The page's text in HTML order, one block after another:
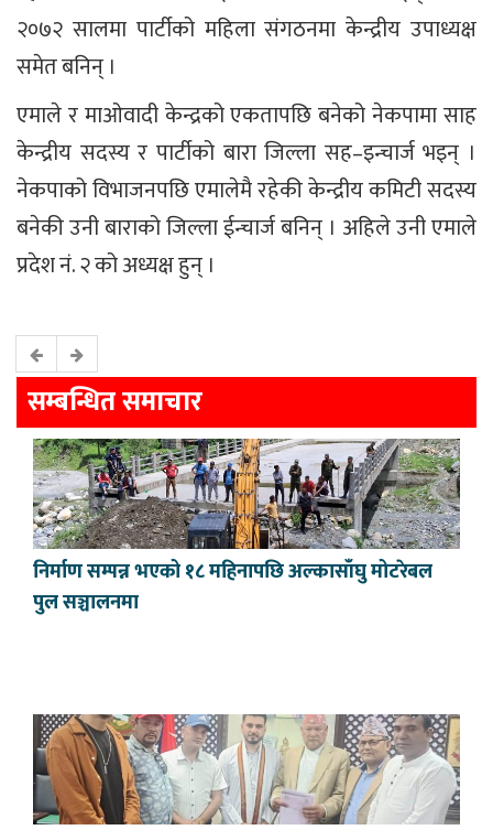
२०७२ सालमा पार्टीको महिला संगठनमा केन्द्रीय उपाध्यक्ष
समेत बनिन् ।
एमाले र माओवादी केन्द्रको एकतापछि बनेको नेकपामा साह
केन्द्रीय सदस्य र पार्टीको बारा जिल्ला सह–इन्चार्ज भइन् ।
नेकपाको विभाजनपछि एमालेमै रहेकी केन्द्रीय कमिटी सदस्य
बनेकी उनी बाराको जिल्ला ईन्चार्ज बनिन् । अहिले उनी एमाले
प्रदेश नं. २ को अध्यक्ष हुन् ।
सम्बन्धित समाचार
निर्माण सम्पन्न भएको १८ महिनापछि अल्कासाँघु मोटरेबल
पुल सञ्चालनमा